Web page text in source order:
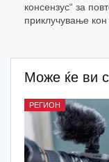
консензус“ за
приклучување
Може ќе ви
РЕГИОН